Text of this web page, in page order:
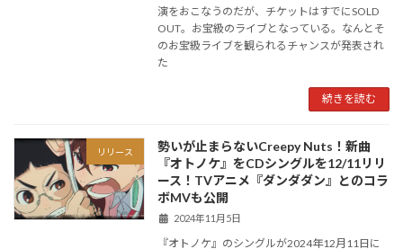
演をおこなうのだが、チケットはすでにSOLD
OUT。お宝級のライブとなっている。なんとそ
のお宝級ライブを観られるチャンスが発表され
た
続きを読む
リリース
勢いが止まらないCreepy Nuts！新曲
『オトノケ』をCDシングルを12/11リリ
ース！TVアニメ『ダンダダン』とのコラ
ボMVも公開
2024年11月5日
『オトノケ』のシングルが2024年12月11日に